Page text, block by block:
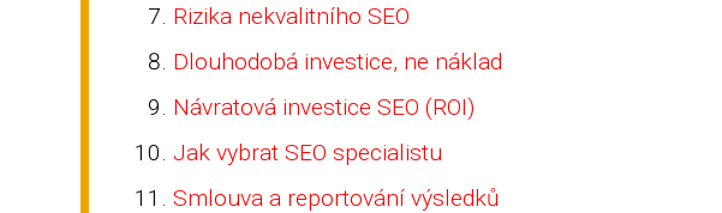
Rizika nekvalitního SEO
Dlouhodobá investice, ne náklad
Návratová investice SEO (ROI)
Jak vybrat SEO specialistu
Smlouva a reportování výsledků